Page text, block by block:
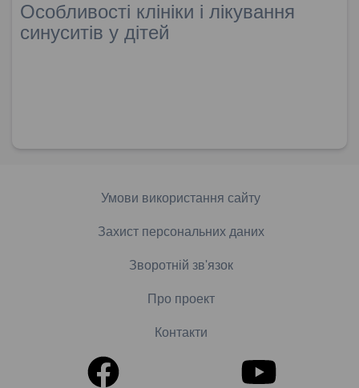
Особливості клініки і лікування
синуситів у дітей
Умови використання сайту
Захист персональних даних
Зворотній зв'язок
Про проект
Контакти